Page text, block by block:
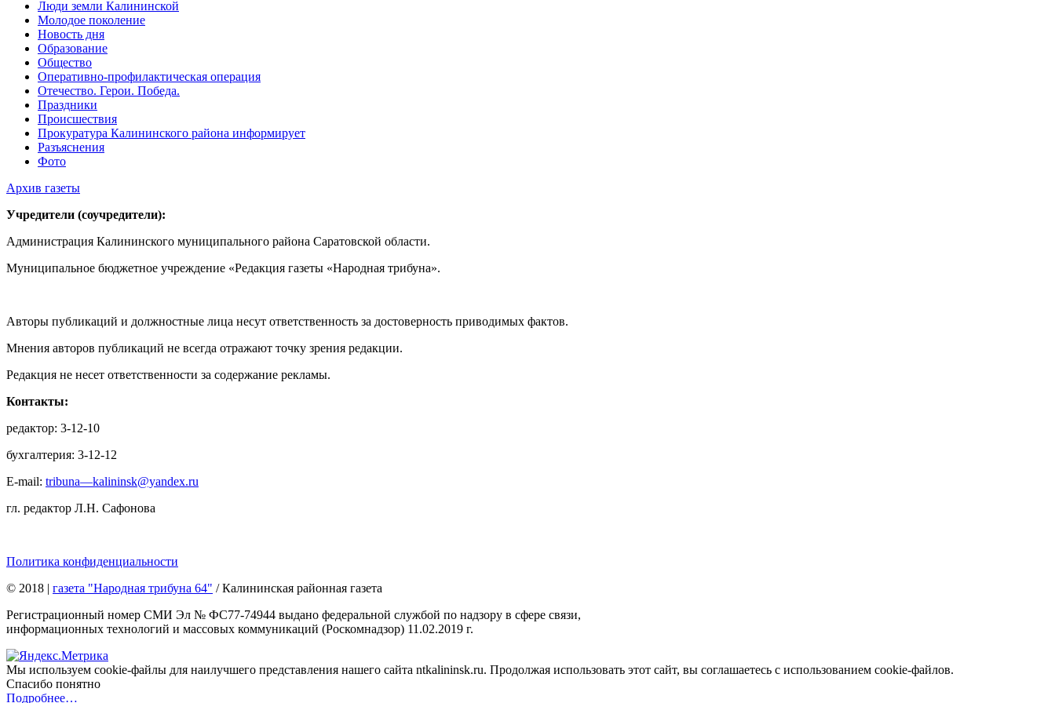
Люди земли Калининской
Молодое поколение
Новость дня
Образование
Общество
Оперативно-профилактическая операция
Отечество. Герои. Победа.
Праздники
Происшествия
Прокуратура Калининского района информирует
Разъяснения
Фото
Архив газеты
Учредители (соучредители):
Администрация Калининского муниципального района Саратовской области.
Муниципальное бюджетное учреждение «Редакция газеты «Народная трибуна».
Авторы публикаций и должностные лица несут ответственность за достоверность приводимых фактов.
Мнения авторов публикаций не всегда отражают точку зрения редакции.
Редакция не несет ответственности за содержание рекламы.
Контакты:
редактор: 3-12-10
бухгалтерия: 3-12-12
E-mail: tribuna—kalininsk@yandex.ru
гл. редактор Л.Н. Сафонова
Политика конфиденциальности
© 2018 | газета "Народная трибуна 64" / Калининская районная газета
Регистрационный номер СМИ Эл № ФС77-74944 выдано федеральной службой по надзору в сфере связи,
информационных технологий и массовых коммуникаций (Роскомнадзор) 11.02.2019 г.
Мы используем cookie-файлы для наилучшего представления нашего сайта ntkalininsk.ru. Продолжая использовать этот сайт, вы соглашаетесь с использованием cookie-файлов.
Спасибо понятно
Подробнее…